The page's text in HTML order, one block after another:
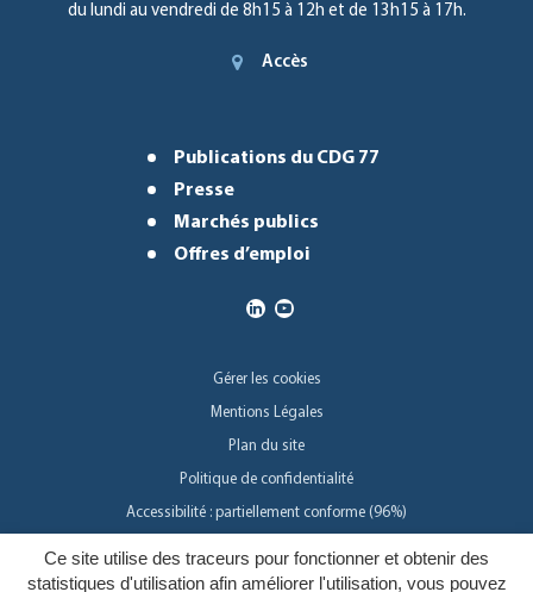
Ce site utilise des traceurs pour fonctionner et obtenir des
statistiques d'utilisation afin améliorer l'utilisation, vous pouvez
du lundi au vendredi de 8h15 à 12h et de 13h15 à 17h.
Accès
Publications du CDG 77
Presse
Marchés publics
Offres d’emploi
Gérer les cookies
Mentions Légales
Plan du site
Politique de confidentialité
Accessibilité : partiellement conforme (96%)
Inovagora